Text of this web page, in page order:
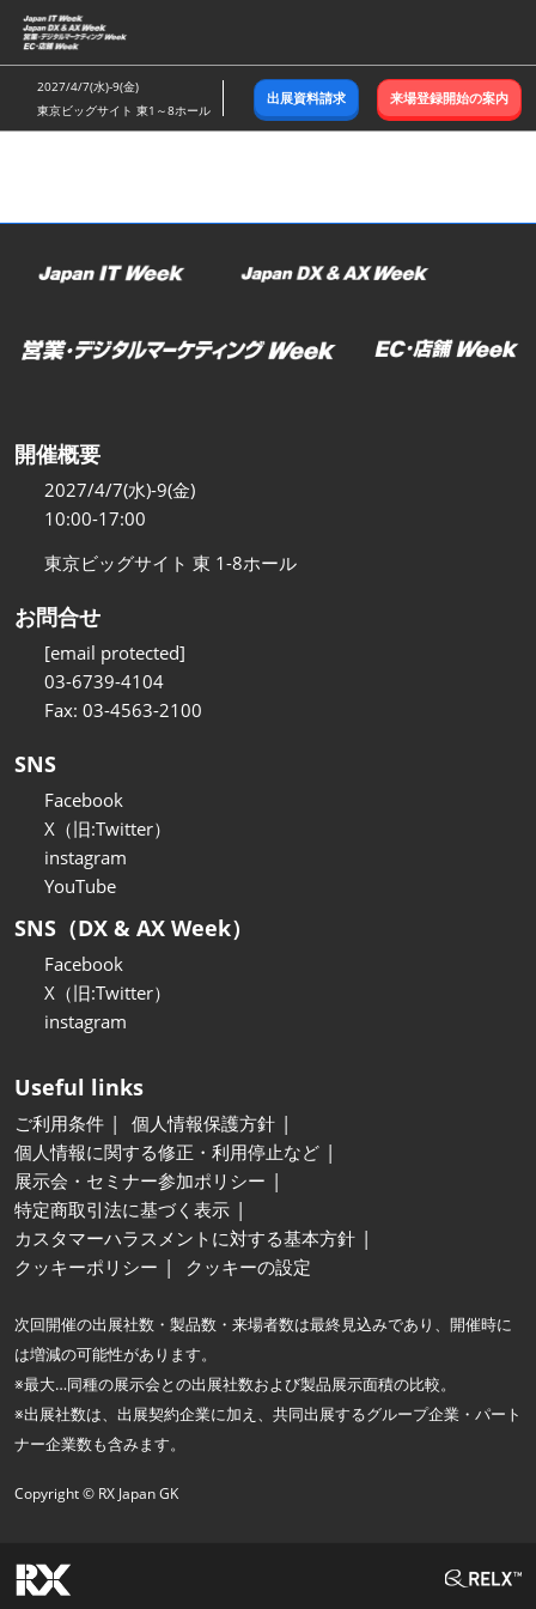
ス
キ
ッ
し
む
2027/4/7(水)-9(金)
東京ビッグサイト 東1～8ホール
出展資料請求 来場登録開始の案内
開催概要
2027/4/7(水)-9(金)
10:00-17:00
東京ビッグサイト 東 1-8ホール
お問合せ
[email protected]
03-6739-4104
Fax: 03-4563-2100
SNS
Facebook
X（旧:Twitter）
instagram
YouTube
SNS（DX & AX Week）
Facebook
X（旧:Twitter）
instagram
Useful links
ご利用条件
個人情報保護方針
個人情報に関する修正・利用停止など
展示会・セミナー参加ポリシー
特定商取引法に基づく表示
カスタマーハラスメントに対する基本方針
クッキーポリシー
クッキーの設定
次回開催の出展社数・製品数・来場者数は最終見込みであり、開催時に
は増減の可能性があります。
※最大…同種の展示会との出展社数および製品展示面積の比較。
※出展社数は、出展契約企業に加え、共同出展するグループ企業・パート
ナー企業数も含みます。
Copyright © RX Japan GK